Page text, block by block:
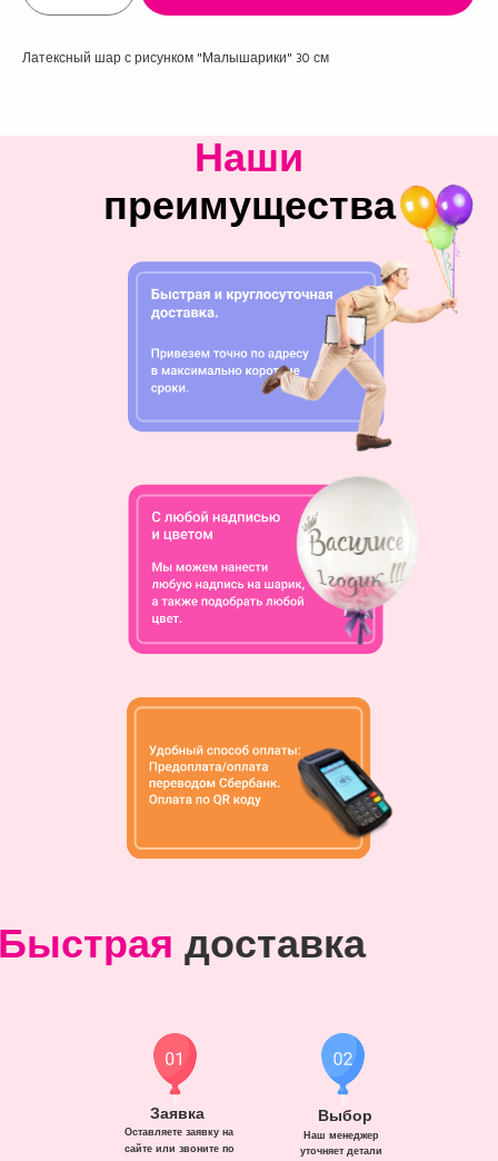
Латексный шар с рисунком "Малышарики" 30 см
Наши
преимущества
доставка
Заявка
Оставляете заявку на
сайте или звоните по
Выбор
Наш менеджер
уточняет детали